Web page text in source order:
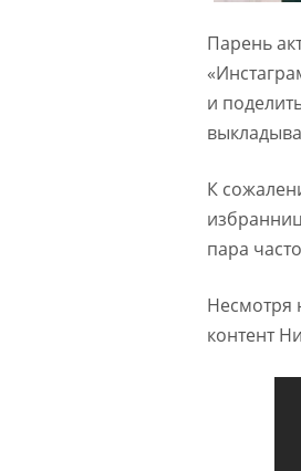
Парень
и
К
пара
Несмотря
контент